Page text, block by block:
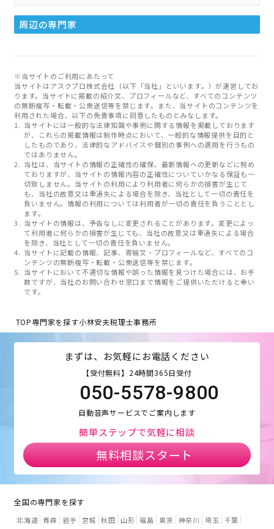
周辺の専門家
※当サイトのご利用にあたって
当サイトはアスクプロ株式会社（以下「当社」といいます。）が運営してお
ります。当サイトに掲載の紹介文、プロフィールなど、すべてのコンテンツ
の無断複写・転載・公衆送信等を禁じます。また、当サイトのコンテンツを
利用された場合、以下の免責事項に同意したものとみなします。
当サイトには一般的な法律知識や事例に関する情報を掲載しております
が、これらの掲載情報は制作時点において、一般的な情報提供を目的と
したものであり、法律的なアドバイスや個別の事例への適用を行うもの
ではありません。
当社は、当サイトの情報の正確性の確保、最新情報への更新などに努め
ておりますが、当サイトの情報内容の正確性についていかなる保証も一
切致しません。当サイトの利用により利用者に何らかの損害が生じて
も、当社の故意又は重過失による場合を除き、当社として一切の責任を
負いません。情報の利用については利用者が一切の責任を負うこととし
ます。
当サイトの情報は、予告なしに変更されることがあります。変更によっ
て利用者に何らかの損害が生じても、当社の故意又は重過失による場合
を除き、当社として一切の責任を負いません。
当サイトに記載の情報、記事、寄稿文・プロフィールなど、すべてのコ
ンテンツの無断複写・転載・公衆送信等を禁じます。
当サイトにおいて不適切な情報や誤った情報を見つけた場合には、お手
数ですが、当社のお問い合わせ窓口まで情報をご提供いただけると幸い
です。
TOP専門家を探す小林安夫税理士事務所
まずは、お気軽にお電話ください
【受付無料】24時間365日受付
050-5578-9800
自動音声サービスでご案内します
簡単ステップで気軽に相談
無料相談スタート
全国の専門家を探す
北海道 青森 岩手 宮城 秋田 山形 福島 東京 神奈川 埼玉
千葉